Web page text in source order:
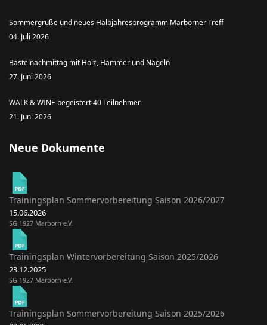
Sommergrüße und neues Halbjahresprogramm Marborner Treff
04. Juli 2026
Bastelnachmittag mit Holz, Hammer und Nägeln
27. Juni 2026
WALK & WINE begeistert 40 Teilnehmer
21. Juni 2026
Neue Dokumente
Trainingsplan Sommervorbereitung Saison 2026/2027
15.06.2026
SG 1927 Marborn e.V.
Trainingsplan Wintervorbereitung Saison 2025/2026
23.12.2025
SG 1927 Marborn e.V.
Trainingsplan Sommervorbereitung Saison 2025/2026